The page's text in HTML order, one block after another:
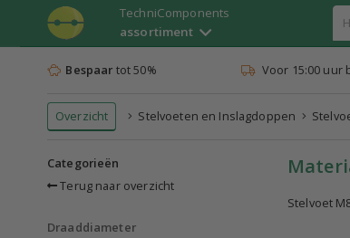
TechniComponents
assortiment
Bespaar tot 50% Voor 15:00 uur
Overzicht Stelvoeten en Inslagdoppen
Categorieën
Terug naar overzicht
Draaddiameter
Stelvoet